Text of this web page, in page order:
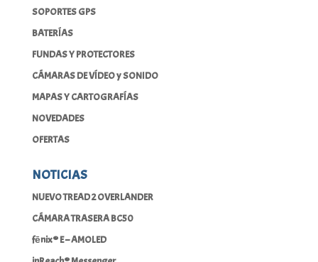
SOPORTES GPS
BATERÍAS
FUNDAS Y PROTECTORES
CÁMARAS DE VÍDEO y SONIDO
MAPAS Y CARTOGRAFÍAS
NOVEDADES
OFERTAS
NOTICIAS
NUEVO TREAD 2 OVERLANDER
CÁMARA TRASERA BC50
fēnix® E – AMOLED